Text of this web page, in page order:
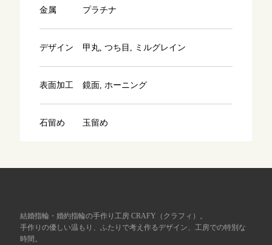
ブログ
金属 プラチナ
デザイン 甲丸, つち目, ミルグレイン
表面加工 鏡面, ホーニング
石留め 玉留め
結婚指輪・婚約指輪の手作り工房 CRAFY（クラフィ）。
手作りの優しい温もり、ふたりで考え作るデザイン、工房での特別な
時間。
川越店 来店ご予約
軽井沢店 来店ご予約
広島店 来店ご予約